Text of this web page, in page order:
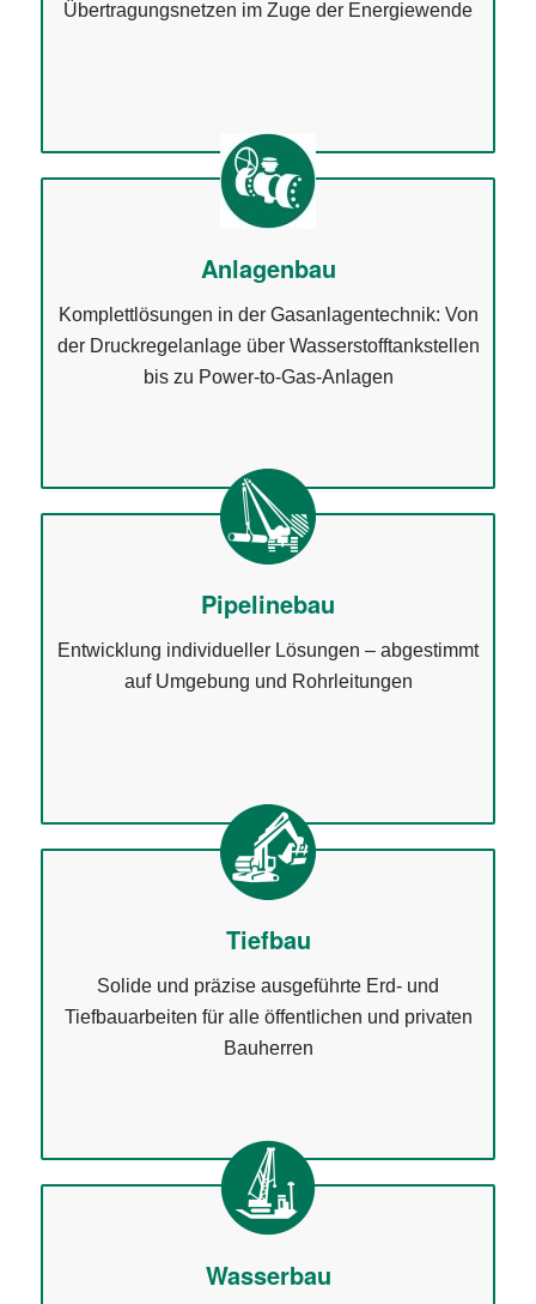
Übertragungsnetzen im Zuge der Energiewende
Anlagenbau
Komplettlösungen in der Gasanlagentechnik: Von
der Druckregelanlage über Wasserstofftankstellen
bis zu Power-to-Gas-Anlagen
Pipelinebau
Entwicklung individueller Lösungen – abgestimmt
auf Umgebung und Rohrleitungen
Tiefbau
Solide und präzise ausgeführte Erd- und
Tiefbauarbeiten für alle öffentlichen und privaten
Bauherren
Wasserbau